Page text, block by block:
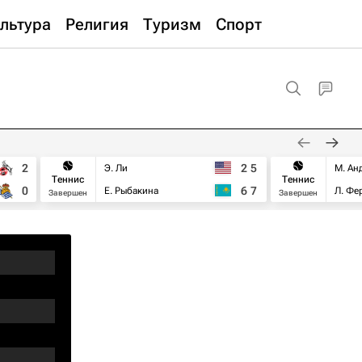
Религия Туризм Спорт
2
0
Теннис
Завершен
Э. Ли
Е. Рыбакина
2 5
6 7
Теннис
Завершен
М.
Л.